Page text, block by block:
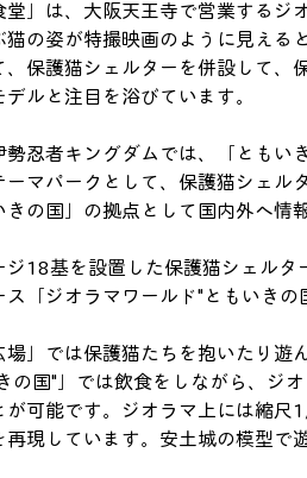
堂」は、大阪天王寺で営業する
猫の姿が特撮映画のように見える
、保護猫シェルターを併設して、
デルと注目を浴びています。
勢忍者キングダムでは、「とも
ーマパークとして、保護猫シェル
きの国」の拠点として国内外へ情
ジ18基を設置した保護猫シェル
ス「ジオラマワールド"ともいき
場」では保護猫たちを抱いたり
の国"」では飲食をしながら、ジ
が可能です。ジオラマ上には縮
再現しています。安土城の模型で